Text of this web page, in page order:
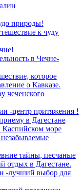
природы!
к чуду
в Чечне-
которое
о Кавказе.
чеченского
-центр притяжения !
в Дагестане
Каспийском море
тайны, песчаные
отдых в Дагестане.
-лучший выбор для